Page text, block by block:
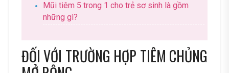
Mũi tiêm 5 trong 1 cho trẻ sơ sinh là gồm
những gì?
ĐỐI VỚI TRƯỜNG HỢP TIÊM CHỦNG